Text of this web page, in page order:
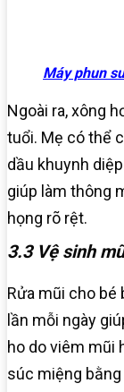
Máy phun
Ngoài ra, xông
tuổi. Mẹ có thể
dầu khuynh
giúp làm thông
họng rõ rệt.
3.3 Vệ sinh
Rửa mũi cho bé
lần mỗi ngày
ho do viêm mũi
súc miệng